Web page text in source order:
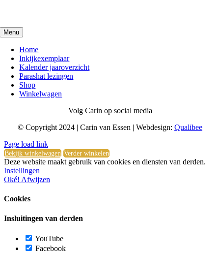
Menu
Home
Inkijkexemplaar
Kalender jaaroverzicht
Parashat lezingen
Shop
Winkelwagen
Volg Carin op social media
© Copyright 2024 | Carin van Essen | Webdesign: Qualibee
Toggle
Sliding
Bar
Area
Page load link
Bekijk winkelwagen Verder winkelen
Deze website maakt gebruik van cookies en diensten van derden.
Instellingen
Oké! Afwijzen
Cookies
Insluitingen van derden
YouTube
Facebook